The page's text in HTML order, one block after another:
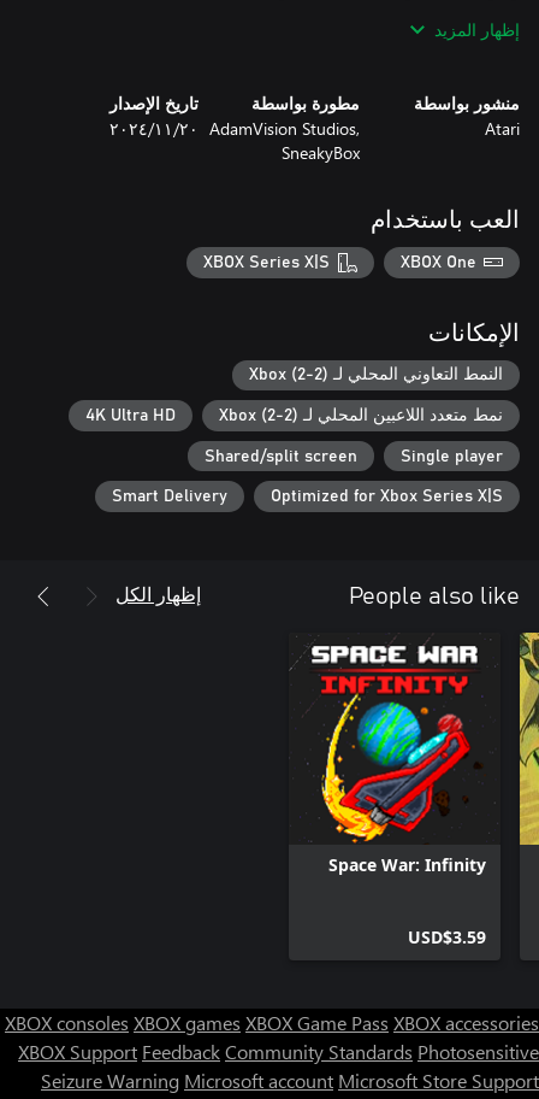
explosives to join the traditional multi-ball. You’ll need every tool
إظهار المزيد
منشور بواسطة
Atari
مطورة بواسطة
AdamVision Studios,
SneakyBox
تاريخ الإصدار
٢٠‏/١١‏/٢٠٢٤
العب باستخدام
XBOX One
XBOX Series X|S
الإمكانات
النمط التعاوني المحلي لـ Xbox (2-2)
نمط متعدد اللاعبين المحلي لـ Xbox (2-2) 4K Ultra HD
Single player
Shared/split screen
Optimized for Xbox Series X|S
Smart Delivery
People also like إظهار الكل
Space War: Infinity
USD$3.59
XBOX consoles XBOX games XBOX Game Pass XBOX accessories
XBOX Support FeedbackCommunity Standards Photosensitive
Seizure Warning Microsoft account Microsoft Store Support